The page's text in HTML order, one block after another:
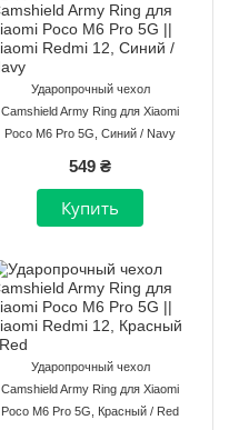
Ударопрочный чехол
Camshield Army Ring для Xiaomi
Poco M6 Pro 5G, Синий / Navy
549 ₴
Ударопрочный чехол
Camshield Army Ring для Xiaomi
Poco M6 Pro 5G, Красный / Red